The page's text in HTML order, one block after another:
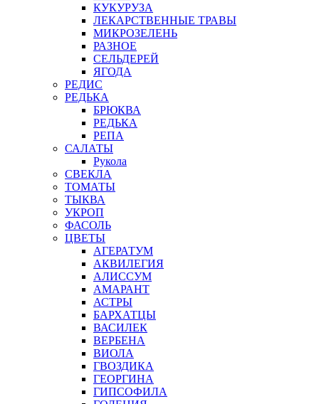
КУКУРУЗА
ЛЕКАРСТВЕННЫЕ ТРАВЫ
МИКРОЗЕЛЕНЬ
РАЗНОЕ
СЕЛЬДЕРЕЙ
ЯГОДА
РЕДИС
РЕДЬКА
БРЮКВА
РЕДЬКА
РЕПА
САЛАТЫ
Рукола
СВЕКЛА
ТОМАТЫ
ТЫКВА
УКРОП
ФАСОЛЬ
ЦВЕТЫ
АГЕРАТУМ
АКВИЛЕГИЯ
АЛИССУМ
АМАРАНТ
АСТРЫ
БАРХАТЦЫ
ВАСИЛЕК
ВЕРБЕНА
ВИОЛА
ГВОЗДИКА
ГЕОРГИНА
ГИПСОФИЛА